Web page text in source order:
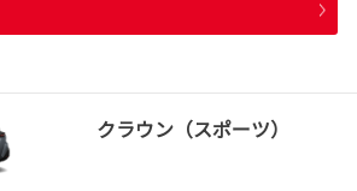
クラウン（スポーツ）